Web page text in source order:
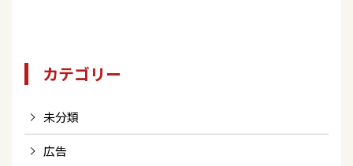
カテゴリー
未分類
広告